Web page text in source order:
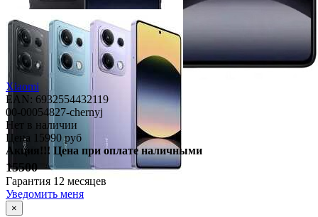
Xiaomi
EAN: 6932554432119
00-00054827-chernyj
Нет в наличии
Цена 15990 руб
Акция!!! Цена при оплате наличными
15500
Гарантия 12 месяцев
Уведомить меня
×